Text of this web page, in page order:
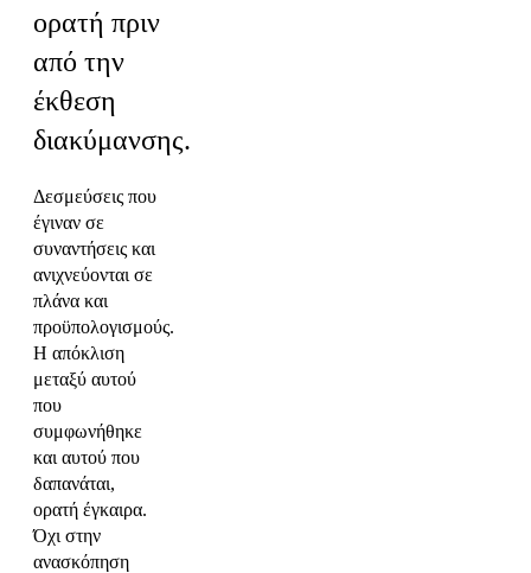
ορατή πριν
από την
έκθεση
διακύμανσης.
Δεσμεύσεις που
έγιναν σε
συναντήσεις και
ανιχνεύονται σε
πλάνα και
προϋπολογισμούς.
Η απόκλιση
μεταξύ αυτού
που
συμφωνήθηκε
και αυτού που
δαπανάται,
ορατή έγκαιρα.
Όχι στην
ανασκόπηση